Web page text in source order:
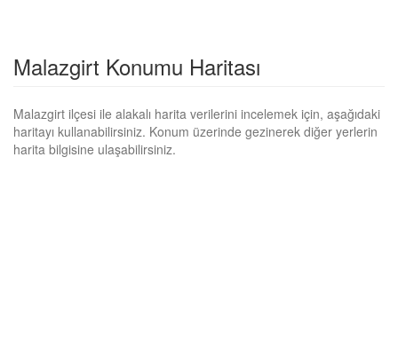
Malazgirt Konumu Haritası
Malazgirt ilçesi ile alakalı harita verilerini incelemek için, aşağıdaki
haritayı kullanabilirsiniz. Konum üzerinde gezinerek diğer yerlerin
harita bilgisine ulaşabilirsiniz.